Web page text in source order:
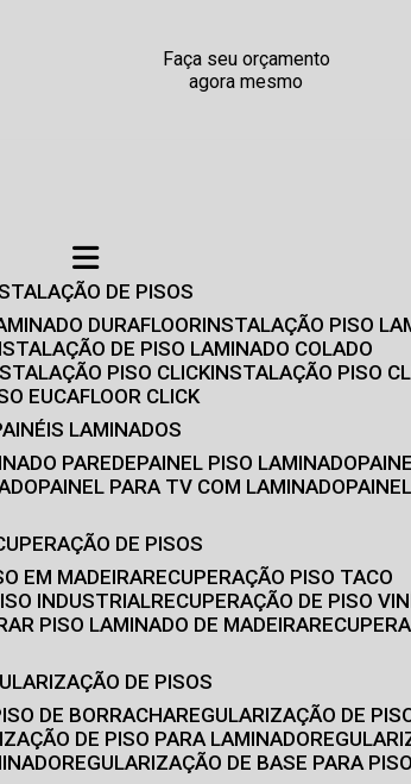
Faça seu orçamento
agora mesmo
DE PISOS
DURAFLOOR INSTALAÇÃO PISO
DE PISO LAMINADO COLADO
PISO CLICK INSTALAÇÃO PISO
EUCAFLOOR CLICK
PAINÉIS LAMINADOS
PAREDE PAINEL PISO LAMINADO
PAINEL PARA TV COM LAMINADO
DE PISOS
EM MADEIRA RECUPERAÇÃO PISO TACO
INDUSTRIAL RECUPERAÇÃO DE PISO
PISO LAMINADO DE MADEIRA
DE PISOS
DE BORRACHA REGULARIZAÇÃO DE
DE PISO PARA LAMINADO
REGULARIZAÇÃO DE BASE PARA PISO